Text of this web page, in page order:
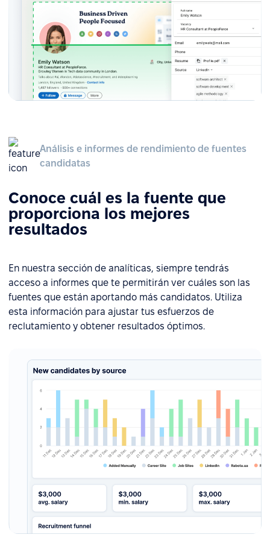
Análisis e informes de rendimiento de fuentes
candidatas
Conoce cuál es la fuente que
proporciona los mejores
resultados
En nuestra sección de analíticas, siempre tendrás
acceso a informes que te permitirán ver cuáles son las
fuentes que están aportando más candidatos. Utiliza
esta información para ajustar tus esfuerzos de
reclutamiento y obtener resultados óptimos.